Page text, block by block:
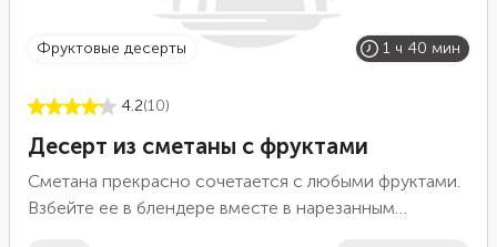
фруктовые десерты 1 ч 40 мин
4.2(10)
Десерт из сметаны с фруктами
Сметана прекрасно сочетается с любыми фруктами.
Взбейте ее в блендере вместе в нарезанным